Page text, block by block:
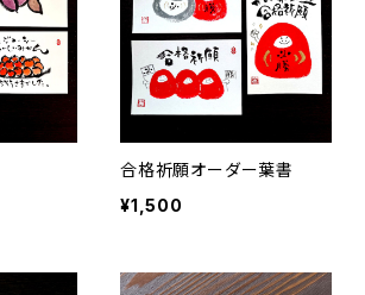
合格祈願オーダー葉書
¥1,500